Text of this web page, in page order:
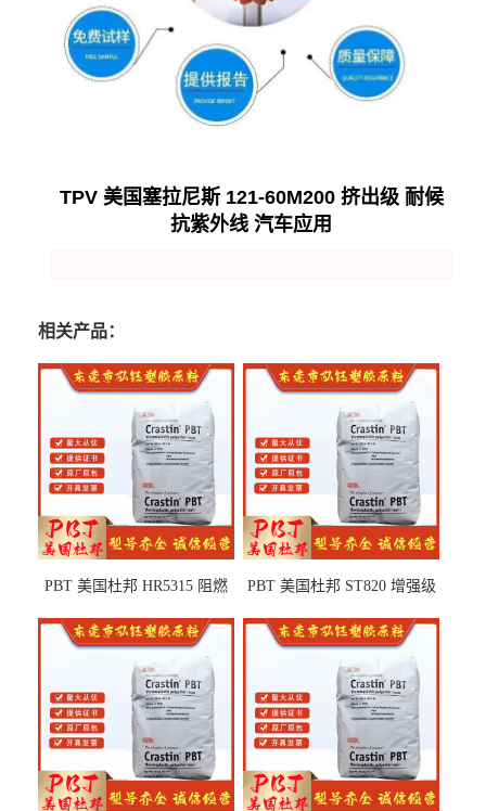
TPV 美国塞拉尼斯 121-60M200 挤出级 耐候
抗紫外线 汽车应用
相关产品：
PBT 美国杜邦 HR5315 阻燃
部件
PBT 美国杜邦 ST820 增强级